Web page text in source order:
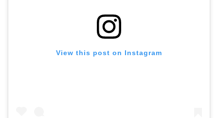
View this post on Instagram